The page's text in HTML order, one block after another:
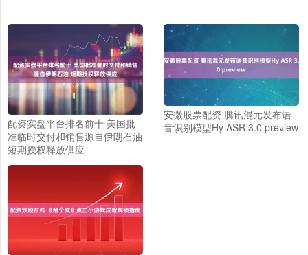
配资实盘平台排名前十 美国批
准临时交付和销售源自伊朗石油
短期授权释放供应
安徽股票配资 腾讯混元发布语
音识别模型Hy ASR 3.0 preview